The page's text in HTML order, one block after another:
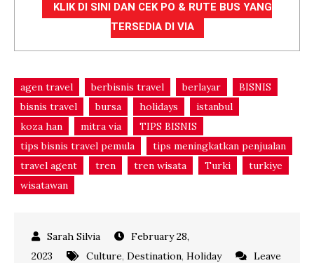
KLIK DI SINI DAN CEK PO & RUTE BUS YANG
TERSEDIA DI VIA
agen travel berbisnis travel berlayar
BISNIS
bisnis travel
bursa holidays
istanbul
koza han
mitra via
TIPS BISNIS
tips bisnis travel pemula
tips meningkatkan penjualan
travel agent
tren tren wisata Turki
turkiye
wisatawan
February 28,
2023
Culture, Destination, Holiday
Leave